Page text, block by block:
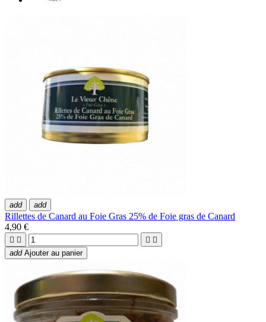
add add
Rillettes de Canard au Foie Gras 25% de Foie gras de Canard
4,90 €
   
add Ajouter au panier